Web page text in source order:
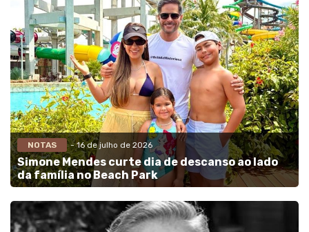
NOTAS - 16 de julho de 2026
Simone Mendes curte dia de descanso ao lado
da família no Beach Park